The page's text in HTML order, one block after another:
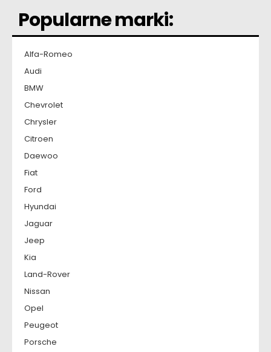
Popularne marki:
Alfa-Romeo
Audi
BMW
Chevrolet
Chrysler
Citroen
Daewoo
Fiat
Ford
Hyundai
Jaguar
Jeep
Kia
Land-Rover
Nissan
Opel
Peugeot
Porsche